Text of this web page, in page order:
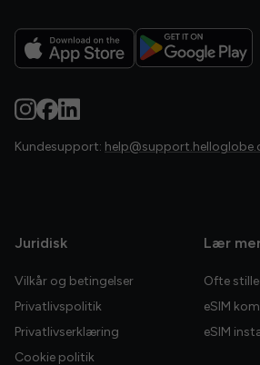
Kundesupport:
Juridisk
Vilkår og betingelser
Privatlivspolitik
Privatlivserklæring
Cookie politik
Lær
Ofte
eSIM
eSIM